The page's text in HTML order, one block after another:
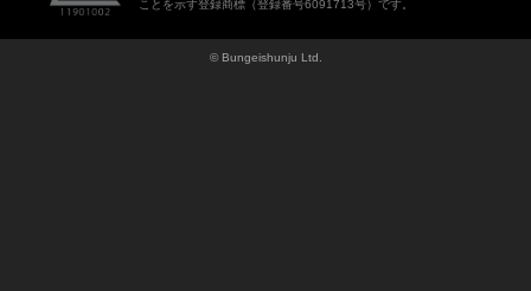
ことを示す登録商標（登録番号6091713号）です。
© Bungeishunju Ltd.